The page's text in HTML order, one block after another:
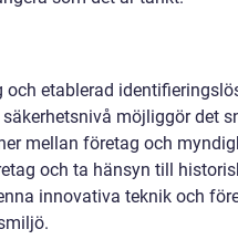
etablerad
möjliggör det
mellan företag och
och ta hänsyn till
innovativa teknik och